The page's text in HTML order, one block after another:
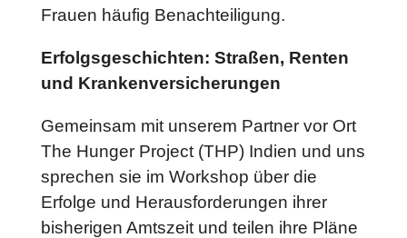
Frauen häufig Benachteiligung.
Erfolgsgeschichten: Straßen, Renten
und Krankenversicherungen
Gemeinsam mit unserem Partner vor Ort
The Hunger Project (THP) Indien und uns
sprechen sie im Workshop über die
Erfolge und Herausforderungen ihrer
bisherigen Amtszeit und teilen ihre Pläne